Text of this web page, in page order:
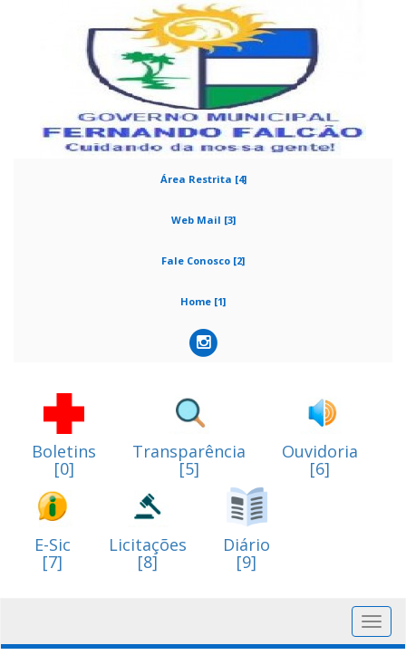
Área Restrita [4]
Web Mail [3]
Fale Conosco [2]
Home [1]
Boletins
[0]
Transparência
[5]
Ouvidoria
[6]
E-Sic
[7]
Licitações
[8]
Diário
[9]